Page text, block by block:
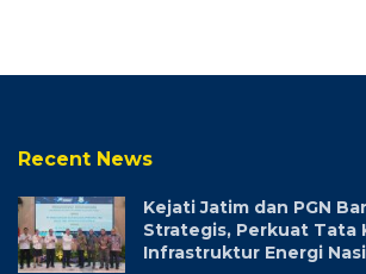
Recent News
Kejati Jatim dan PGN
Strategis, Perkuat Tata
Infrastruktur Energi